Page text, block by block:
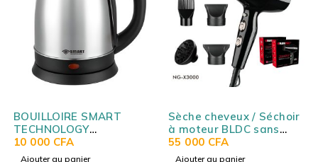
BOUILLOIRE SMART
TECHNOLOGY
ELECTRICS 1.8L GRIS
STPE249S
10 000 CFA
Ajouter au panier
Sèche cheveux / Séchoir
à moteur BLDC sans
balais WMARK NG-
X3000
55 000 CFA
Ajouter au panier